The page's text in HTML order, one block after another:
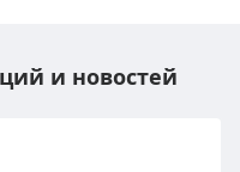
и новостей